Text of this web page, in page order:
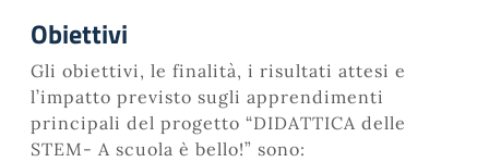
Obiettivi
Gli obiettivi, le finalità, i risultati attesi e
l’impatto previsto sugli apprendimenti
principali del progetto “DIDATTICA delle
STEM- A scuola è bello!” sono: